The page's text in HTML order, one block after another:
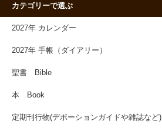
カテゴリーで選ぶ
2027年 カレンダー
2027年 手帳（ダイアリー）
聖書 Bible
本 Book
定期刊行物(デボーションガイドや雑誌など)